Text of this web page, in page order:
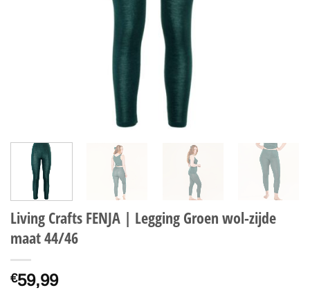
Living Crafts FENJA | Legging Groen wol-zijde
maat 44/46
€59,99